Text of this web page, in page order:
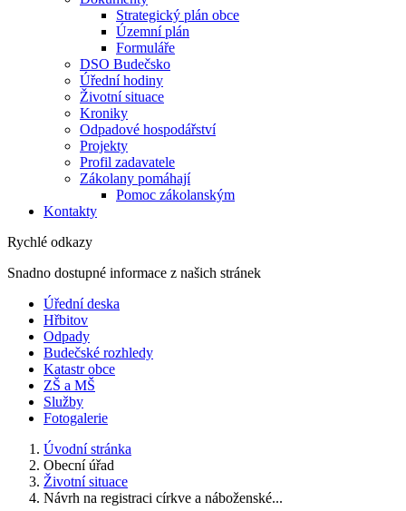
Strategický plán obce
Územní plán
Formuláře
DSO Budečsko
Úřední hodiny
Životní situace
Kroniky
Odpadové hospodářství
Projekty
Profil zadavatele
Zákolany pomáhají
Pomoc zákolanským
Kontakty
Rychlé odkazy
Snadno dostupné informace z našich stránek
Úřední deska
Hřbitov
Odpady
Budečské rozhledy
Katastr obce
ZŠ a MŠ
Služby
Fotogalerie
Úvodní stránka
Obecní úřad
Životní situace
Návrh na registraci církve a náboženské...